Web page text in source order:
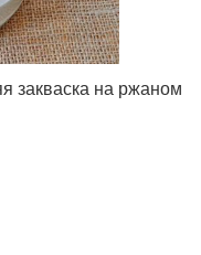
закваска на ржаном